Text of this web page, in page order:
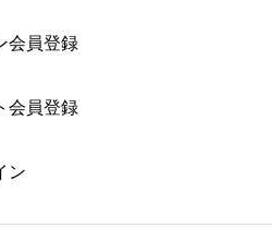
会員登録
会員登録
ン